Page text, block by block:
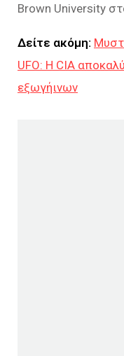
Brown University
Δείτε ακόμη:
UFO: Η CIA
εξωγήινων